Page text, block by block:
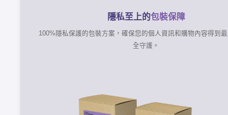
隱私至上的包裝保障
100%隱私保護的包裝方案，確保您的個人資訊和購物內容得到
全守護。